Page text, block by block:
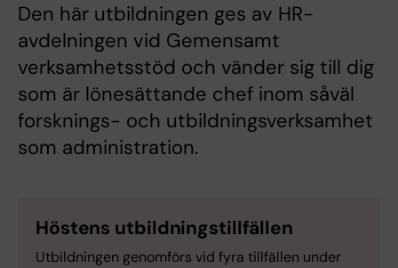
Den här utbildningen ges av HR-
avdelningen vid Gemensamt
verksamhetsstöd och vänder sig till dig
som är lönesättande chef inom såväl
forsknings- och utbildningsverksamhet
som administration.
Höstens utbildningstillfällen
Utbildningen genomförs vid fyra tillfällen under